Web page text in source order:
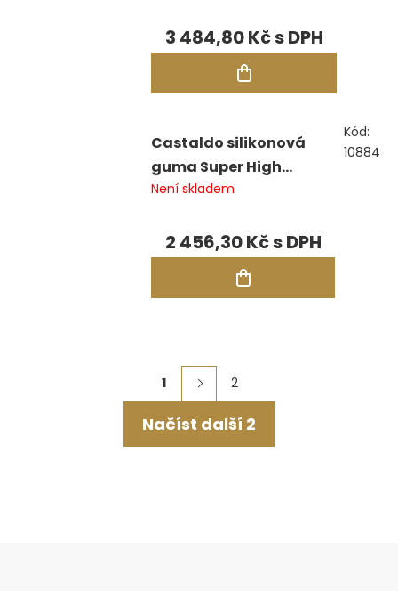
3 484,80 Kč
Castaldo silikonová
guma Super High
Strength modrá, pásky
Není skladem
2 456,30 Kč
Kód:
10884
Ovládací
prvky
výpisu
Načíst další 2
Stránkování
1 2